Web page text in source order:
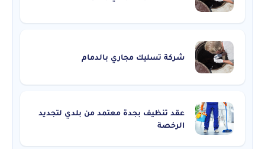
شركة تسليك مجاري بالدمام
عقد تنظيف بجدة معتمد من بلدي لتجديد
الرخصة